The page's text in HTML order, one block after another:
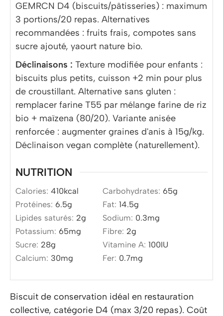
GEMRCN D4 (biscuits/pâtisseries) : maximum
3 portions/20 repas. Alternatives
recommandées : fruits frais, compotes sans
sucre ajouté, yaourt nature bio.
Déclinaisons : Texture modifiée pour enfants :
biscuits plus petits, cuisson +2 min pour plus
de croustillant. Alternative sans gluten :
remplacer farine T55 par mélange farine de riz
bio + maïzena (80/20). Variante anisée
renforcée : augmenter graines d'anis à 15g/kg.
Déclinaison vegan complète (naturellement).
NUTRITION
Calories: 410kcal Carbohydrates: 65g
Protéines: 6.5g Fat: 14.5g
Lipides saturés: 2g Sodium: 0.3mg
Potassium: 65mg Fibre: 2g
Sucre: 28g Vitamine A: 100IU
Calcium: 30mg Fer: 0.7mg
Biscuit de conservation idéal en restauration
collective, catégorie D4 (max 3/20 repas). Coût